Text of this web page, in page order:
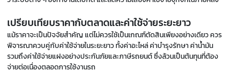
เปรียบเทียบราคากับตลาดและค่าใช้จ่ายระยะยาว
แม้ราคาจะเป็นปัจจัยสำคัญ แต่ไม่ควรใช้เป็นเกณฑ์ตัดสินเพียงอย่างเดียว ควร
พิจารณาควบคู่กับค่าใช้จ่ายในระยะยาว ทั้งค่าอะไหล่ ค่าบำรุงรักษา ค่าน้ำมัน
รวมถึงค่าใช้จ่ายแฝงอย่างประกันภัยและภาษีรถยนต์ ซึ่งล้วนเป็นต้นทุนที่ต้อง
จ่ายต่อเนื่องตลอดการใช้งานรถ